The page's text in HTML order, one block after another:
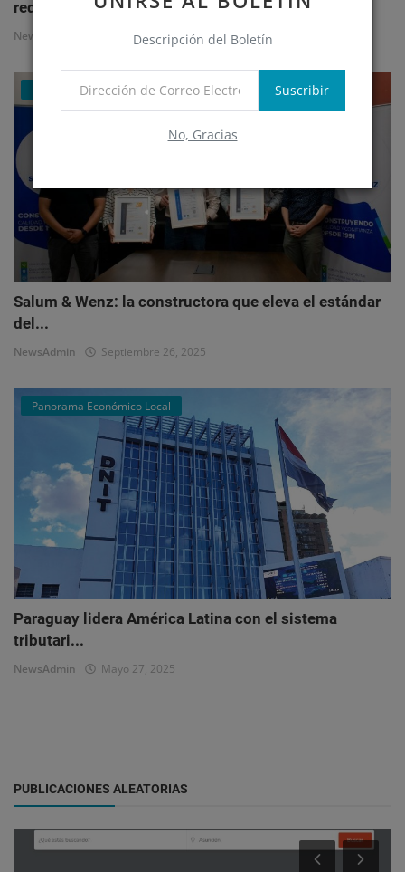
Descripción del Boletín
Suscribir
No, Gracias
redefi...
NewsAdmin Octubre 1, 2025
Mercado Inmobiliario Empresarial
Salum & Wenz: la constructora que eleva el estándar
del...
NewsAdmin Septiembre 26, 2025
Panorama Económico Local
Paraguay lidera América Latina con el sistema
tributari...
NewsAdmin Mayo 27, 2025
PUBLICACIONES ALEATORIAS